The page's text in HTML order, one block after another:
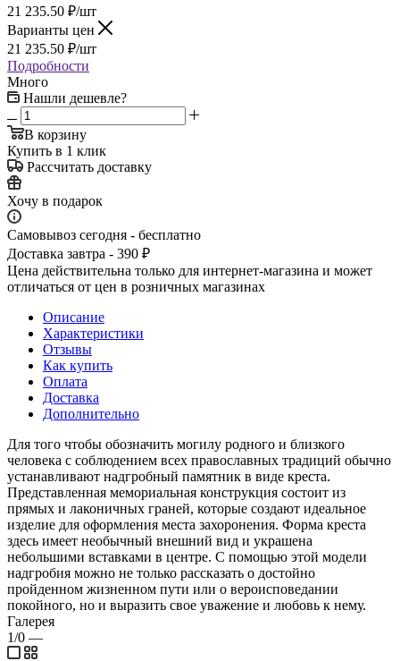
21 235.50 ₽/шт
Варианты цен
21 235.50 ₽/шт
Подробности
Много
Нашли дешевле?
В корзину
Купить в 1 клик
Рассчитать доставку
Хочу в подарок
Самовывоз сегодня - бесплатно
Доставка завтра - 390 ₽
Цена действительна только для интернет-магазина и может
отличаться от цен в розничных магазинах
Описание
Характеристики
Отзывы
Как купить
Оплата
Доставка
Дополнительно
Для того чтобы обозначить могилу родного и близкого
человека с соблюдением всех православных традиций обычно
устанавливают надгробный памятник в виде креста.
Представленная мемориальная конструкция состоит из
прямых и лаконичных граней, которые создают идеальное
изделие для оформления места захоронения. Форма креста
здесь имеет необычный внешний вид и украшена
небольшими вставками в центре. С помощью этой модели
надгробия можно не только рассказать о достойно
пройденном жизненном пути или о вероисповедании
покойного, но и выразить свое уважение и любовь к нему.
Галерея
1/0 —